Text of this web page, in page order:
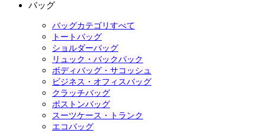
バッグ
バッグカテゴリすべて
トートバッグ
ショルダーバッグ
リュック・バックパック
ボディバッグ・サコッシュ
ビジネス・オフィスバッグ
クラッチバッグ
ボストンバッグ
スーツケース・トランク
エコバッグ